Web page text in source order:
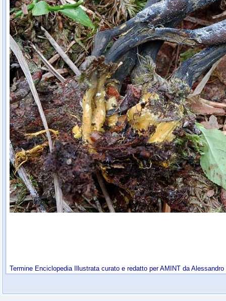
Termine Enciclopedia Illustrata curato e redatto per AMINT da